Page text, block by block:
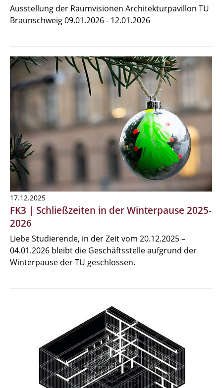
Ausstellung der Raumvisionen Architekturpavillon TU
Braunschweig 09.01.2026 - 12.01.2026
17.12.2025
FK3 | Schließzeiten in der Winterpause 2025-
2026
Liebe Studierende, in der Zeit vom 20.12.2025 –
04.01.2026 bleibt die Geschäftsstelle aufgrund der
Winterpause der TU geschlossen.